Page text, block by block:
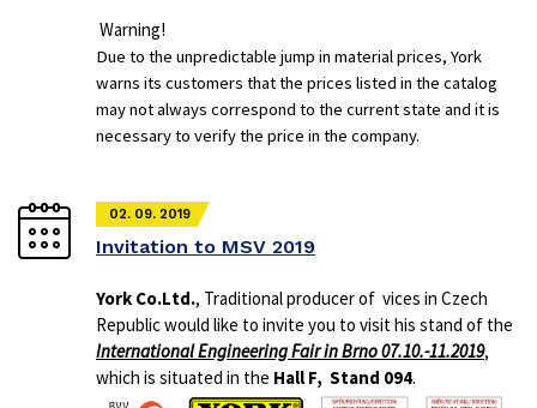
Warning!
Due to the unpredictable jump in material prices, York
warns its customers that the prices listed in the catalog
may not always correspond to the current state and it is
necessary to verify the price in the company.
02. 09. 2019
Invitation to MSV 2019
York Co.Ltd., Traditional producer of vices in Czech
Republic would like to invite you to visit his stand of the
International Engineering Fair in Brno 07.10.-11.2019,
which is situated in the Hall F, Stand 094.